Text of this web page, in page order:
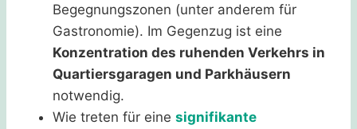
Begegnungszonen (unter anderem für
Gastronomie). Im Gegenzug ist eine
Konzentration des ruhenden Verkehrs in
Quartiersgaragen und Parkhäusern
notwendig.
Wie treten für eine signifikante